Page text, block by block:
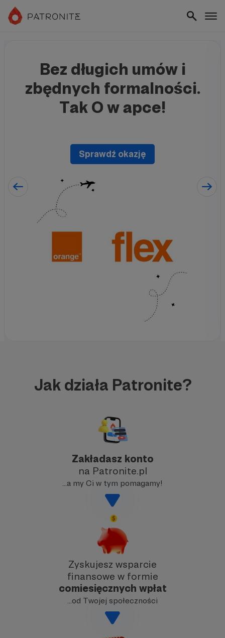
Bez długich umów i
zbędnych formalności.
Tak O w apce!
Sprawdź okazję
Jak działa Patronite?
Zakładasz konto
na Patronite.pl
…a my Ci w tym pomagamy!
Zyskujesz wsparcie
finansowe w formie
comiesięcznych wpłat
…od Twojej społeczności